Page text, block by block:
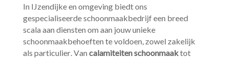
In IJzendijke en omgeving biedt ons
gespecialiseerde schoonmaakbedrijf een breed
scala aan diensten om aan jouw unieke
schoonmaakbehoeften te voldoen, zowel zakelijk
als particulier.​ Van calamiteiten schoonmaaktot